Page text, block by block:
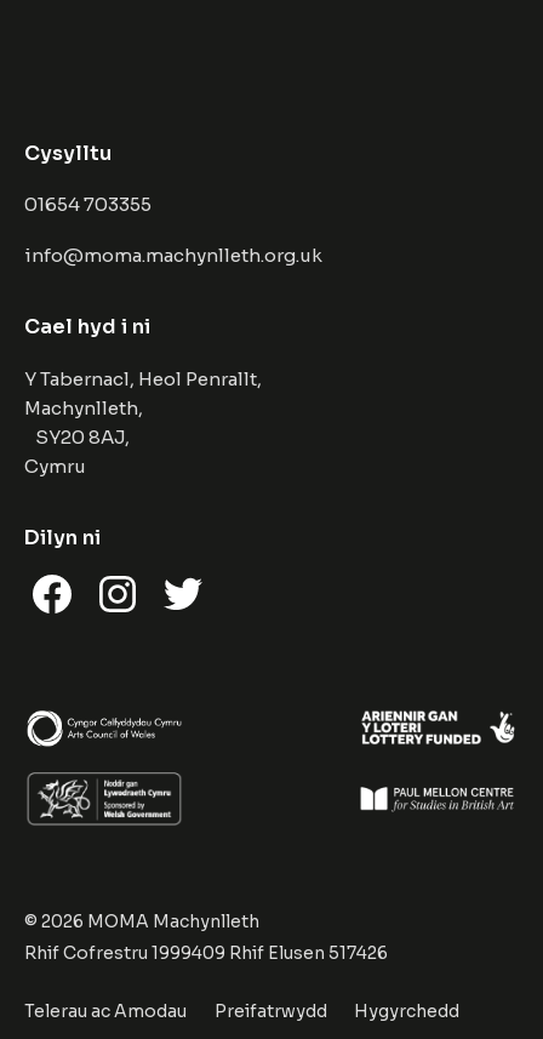
Cysylltu
01654 703355
info@moma.machynlleth.org.uk
Cael hyd i ni
Y Tabernacl, Heol Penrallt,
Machynlleth,
SY20 8AJ,
Cymru
Dilyn ni
FacebookInstagramTwitter
© 2026 MOMA Machynlleth
Rhif Cofrestru 1999409 Rhif Elusen 517426
Telerau ac Amodau Preifatrwydd Hygyrchedd